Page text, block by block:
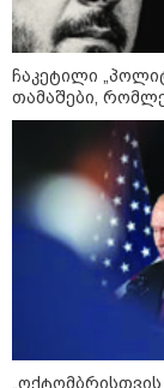
ჩაკეტილი
თამაშები,